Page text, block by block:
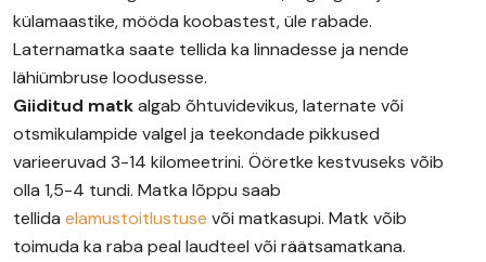
külamaastike, mööda koobastest, üle rabade.
Laternamatka saate tellida ka linnadesse ja nende
lähiümbruse loodusesse.
Giiditud matkalgab õhtuvidevikus, laternate või
otsmikulampide valgel ja teekondade pikkused
varieeruvad 3-14 kilomeetrini. Ööretke kestvuseks võib
olla 1,5-4 tundi. Matka lõppu saab
tellida elamustoitlustuse või matkasupi. Matk võib
toimuda ka raba peal laudteel või räätsamatkana.